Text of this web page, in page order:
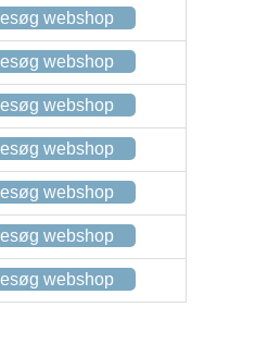
webshop
webshop
webshop
webshop
webshop
webshop
webshop